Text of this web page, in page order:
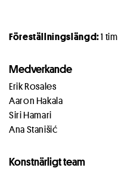
Föreställningslängd:1 tim
Medverkande
Erik Rosales
Aaron Hakala
Siri Hamari
Ana Stanišić
Konstnärligt team